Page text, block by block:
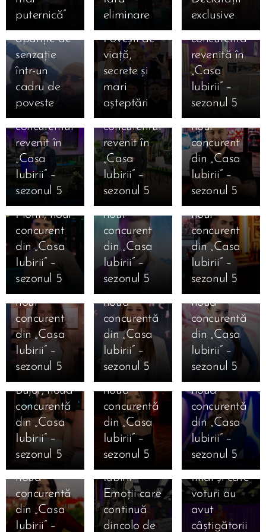
puternică”
eliminare
exclusive
Kira și
Moldo,
apariție de
senzație
într-un
cadru de
poveste
12 ianuarie
2026.
Povești de
viață,
secrete și
mari
așteptări
Cine este
Lucia,
concurenta
revenită în
„Casa
Iubirii” –
sezonul 5
12.01.2026
Cine este
Danciu
Marius,
concurentul
revenit în
„Casa
Iubirii” –
sezonul 5
12.01.2026
Cine este
Robert
Gabriel
Mihai,
concurentul
revenit în
„Casa
Iubirii” –
sezonul 5
12.01.2026
Cine este
Ștefan
Armencea,
noul
concurent
din „Casa
Iubirii” –
sezonul 5
12.01.2026
Cine este
Valentin
Florin, noul
concurent
din „Casa
Iubirii” –
sezonul 5
12.01.2026
Cine este
Alexandru
Punga,
noul
concurent
din „Casa
Iubirii” –
sezonul 5
12.01.2026
Cine este
Iosif
Ciolan,
noul
concurent
din „Casa
Iubirii” –
sezonul 5
12.01.2026
Cine este
Mihai
Mărginean,
noul
concurent
din „Casa
Iubirii” –
sezonul 5
12.01.2026
Cine este
Alexandra
Geamănu,
noua
concurentă
din „Casa
Iubirii” –
sezonul 5
12.01.2026
Cine este
Ana
Cristiana
Bălăuca,
noua
concurentă
din „Casa
Iubirii” –
sezonul 5
12.01.2026
Cine este
Jaqueline
Beatrice
Bujor, noua
concurentă
din „Casa
Iubirii” –
sezonul 5
12.01.2026
Cine este
Carolina
Caramanută,
noua
concurentă
din „Casa
Iubirii” –
sezonul 5
12.01.2026
Cine este
Daniela
Ioana
Camelia
Nistor,
noua
concurentă
din „Casa
Iubirii” –
sezonul 5
12.01.2026
Cine este
Magdalena
Cojocaru,
noua
concurentă
din „Casa
Iubirii” –
11.01.2026
Mesajele
câștigătorilor
și
finaliștilor
după
Marea
Finală
„Casa
Iubirii” –
Emoții care
continuă
dincolo de
11.01.2026
Marea
Finală
Casa Iubirii
– Andreea
Mantea
dezvăluie
în premieră
absolută
pentru un
reality-
show
voturile
decisive.
Care este
clasamentul
final și câte
voturi au
avut
câștigătorii
10.01.2026
Bombă în
Casa
Iubirii!
Sorin spune
că Amarah
nu intră în
sezonul 5 și
06.01.2026
„Casa
iubirii”
sezonul 5
începe pe
12 ianuarie
2026 — un
05.01.2026